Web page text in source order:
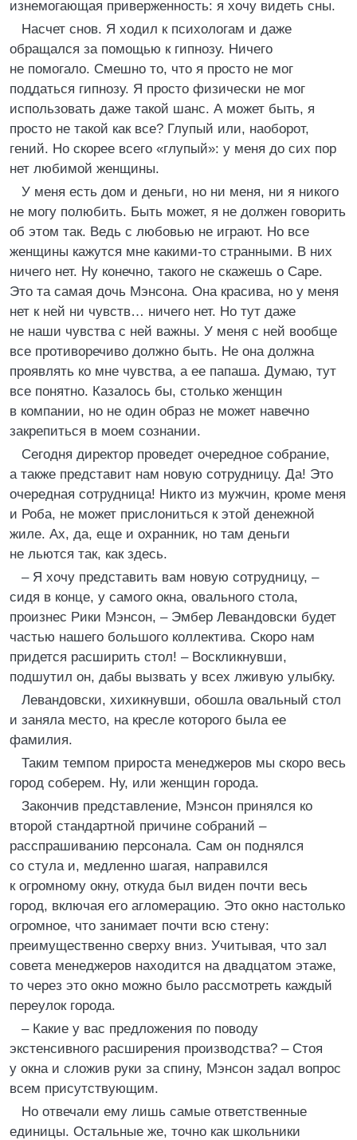
изнемогающая приверженность: я хочу видеть сны.
Насчет снов. Я ходил к психологам и даже
обращался за помощью к гипнозу. Ничего
не помогало. Смешно то, что я просто не мог
поддаться гипнозу. Я просто физически не мог
использовать даже такой шанс. А может быть, я
просто не такой как все? Глупый или, наоборот,
гений. Но скорее всего «глупый»: у меня до сих пор
нет любимой женщины.
У меня есть дом и деньги, но ни меня, ни я никого
не могу полюбить. Быть может, я не должен говорить
об этом так. Ведь с любовью не играют. Но все
женщины кажутся мне какими-то странными. В них
ничего нет. Ну конечно, такого не скажешь о Саре.
Это та самая дочь Мэнсона. Она красива, но у меня
нет к ней ни чувств… ничего нет. Но тут даже
не наши чувства с ней важны. У меня с ней вообще
все противоречиво должно быть. Не она должна
проявлять ко мне чувства, а ее папаша. Думаю, тут
все понятно. Казалось бы, столько женщин
в компании, но не один образ не может навечно
закрепиться в моем сознании.
Сегодня директор проведет очередное собрание,
а также представит нам новую сотрудницу. Да! Это
очередная сотрудница! Никто из мужчин, кроме меня
и Роба, не может прислониться к этой денежной
жиле. Ах, да, еще и охранник, но там деньги
не льются так, как здесь.
– Я хочу представить вам новую сотрудницу, –
сидя в конце, у самого окна, овального стола,
произнес Рики Мэнсон, – Эмбер Левандовски будет
частью нашего большого коллектива. Скоро нам
придется расширить стол! – Воскликнувши,
подшутил он, дабы вызвать у всех лживую улыбку.
Левандовски, хихикнувши, обошла овальный стол
и заняла место, на кресле которого была ее
фамилия.
Таким темпом прироста менеджеров мы скоро весь
город соберем. Ну, или женщин города.
Закончив представление, Мэнсон принялся ко
второй стандартной причине собраний –
расспрашиванию персонала. Сам он поднялся
со стула и, медленно шагая, направился
к огромному окну, откуда был виден почти весь
город, включая его агломерацию. Это окно настолько
огромное, что занимает почти всю стену:
преимущественно сверху вниз. Учитывая, что зал
совета менеджеров находится на двадцатом этаже,
то через это окно можно было рассмотреть каждый
переулок города.
– Какие у вас предложения по поводу
экстенсивного расширения производства? – Стоя
у окна и сложив руки за спину, Мэнсон задал вопрос
всем присутствующим.
Но отвечали ему лишь самые ответственные
единицы. Остальные же, точно как школьники